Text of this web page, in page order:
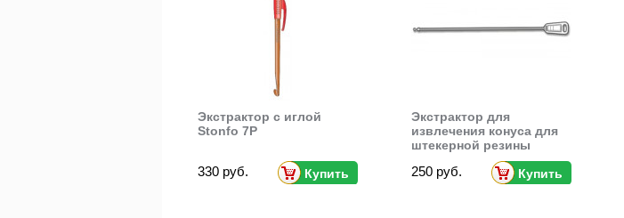
Экстрактор с иглой
Stonfo 7P
330 руб. Купить
Экстрактор для
извлечения конуса для
штекерной резины
Stonfo conoplus
250 руб. Купить